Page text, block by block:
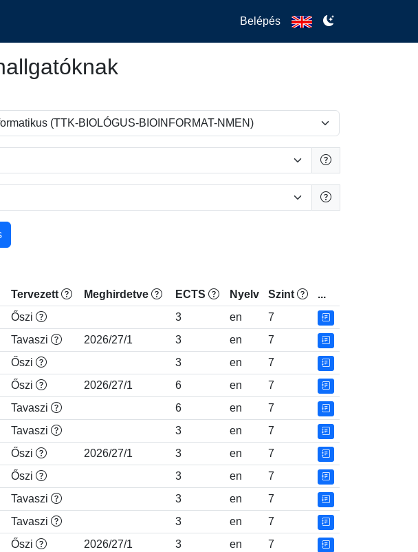
Belépés
Tervezett Meghirdetve ECTS Nyelv Szint
...
Őszi 3 en
7
Tavaszi 2026/27/1 3 en
7
Őszi 3 en
7
Őszi 2026/27/1 6 en
7
Tavaszi 6 en
7
Tavaszi 3 en
7
Őszi 2026/27/1 3 en
7
Őszi 3 en
7
Tavaszi 3 en
7
Tavaszi 3 en
7
Őszi 2026/27/1 3 en
7